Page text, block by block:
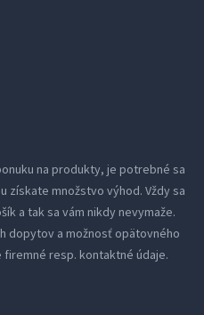
na produkty, je potrebné sa
získate množstvo výhod. Vždy sa
a tak sa vám nikdy nevymaže.
dopytov a možnosť opätovného
firemné resp. kontaktné údaje.